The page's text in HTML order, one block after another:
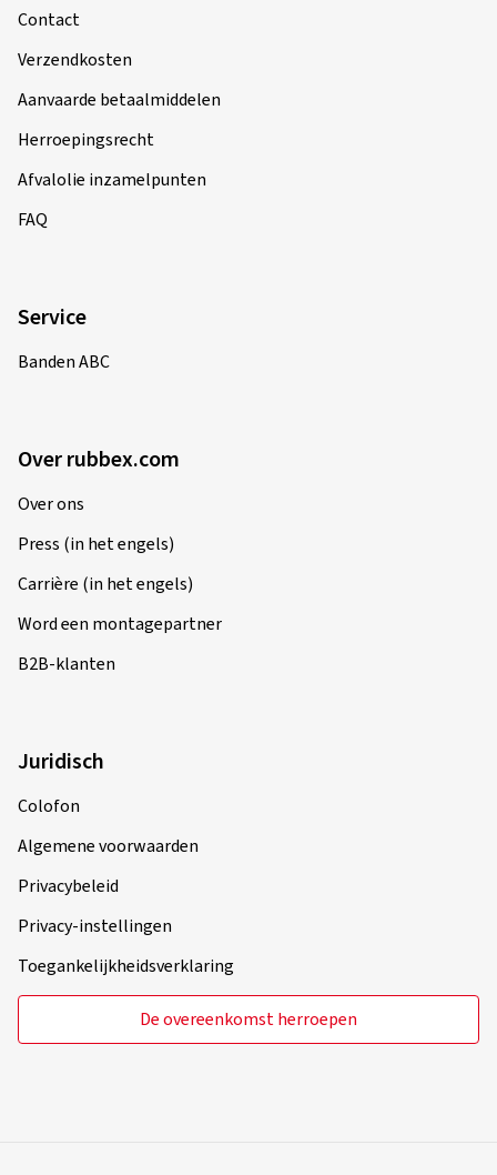
Contact
Verzendkosten
Aanvaarde betaalmiddelen
Herroepingsrecht
Afvalolie inzamelpunten
FAQ
Service
Banden ABC
Over rubbex.com
Over ons
Press (in het engels)
Carrière (in het engels)
Word een montagepartner
B2B-klanten
Juridisch
Colofon
Algemene voorwaarden
Privacybeleid
Privacy-instellingen
Toegankelijkheidsverklaring
De overeenkomst herroepen